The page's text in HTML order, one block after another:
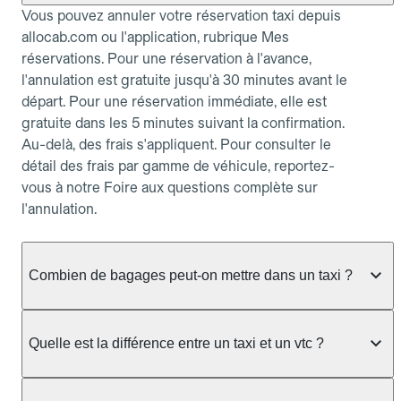
Vous pouvez annuler votre réservation taxi depuis
allocab.com ou l'application, rubrique Mes
réservations. Pour une réservation à l'avance,
l'annulation est gratuite jusqu'à 30 minutes avant le
départ. Pour une réservation immédiate, elle est
gratuite dans les 5 minutes suivant la confirmation.
Au-delà, des frais s'appliquent. Pour consulter le
détail des frais par gamme de véhicule, reportez-
vous à notre Foire aux questions complète sur
l'annulation.
Combien de bagages peut-on mettre dans un taxi ?
taxi berline accueille en général jusqu'à 3 bagages
ou nombreux, précisez-le dans le champ "Message
Quelle est la différence entre un taxi et un vtc ?